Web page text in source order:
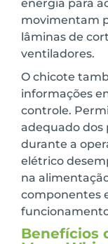
energia para
movimentam
lâminas de
ventiladores.
O chicote
informações
controle.
adequado dos
durante a
elétrico
na
componentes
Benefícios